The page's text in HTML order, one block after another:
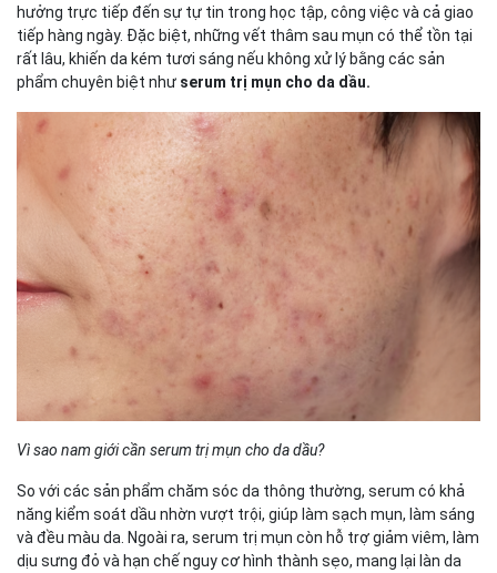
hưởng trực tiếp đến sự tự tin trong học tập, công việc và cả giao
tiếp hàng ngày. Đặc biệt, những vết thâm sau mụn có thể tồn tại
rất lâu, khiến da kém tươi sáng nếu không xử lý bằng các sản
phẩm chuyên biệt như serum trị mụn cho da dầu.
Vì sao nam giới cần serum trị mụn cho da dầu?
So với các sản phẩm chăm sóc da thông thường, serum có khả
năng kiểm soát dầu nhờn vượt trội, giúp làm sạch mụn, làm sáng
và đều màu da. Ngoài ra, serum trị mụn còn hỗ trợ giảm viêm, làm
dịu sưng đỏ và hạn chế nguy cơ hình thành sẹo, mang lại làn da